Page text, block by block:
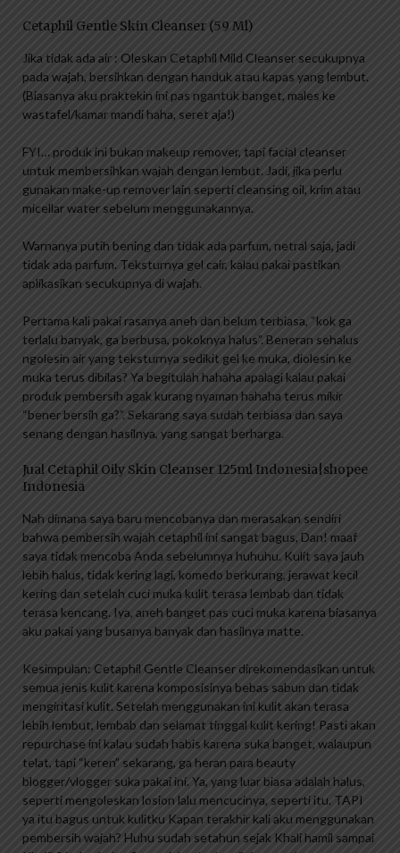
Cetaphil Gentle Skin Cleanser (59 Ml)
Jika tidak ada air : Oleskan Cetaphil Mild Cleanser secukupnya
pada wajah, bersihkan dengan handuk atau kapas yang lembut.
(Biasanya aku praktekin ini pas ngantuk banget, males ke
wastafel/kamar mandi haha, seret aja!)
FYI… produk ini bukan makeup remover, tapi facial cleanser
untuk membersihkan wajah dengan lembut. Jadi, jika perlu
gunakan make-up remover lain seperti cleansing oil, krim atau
micellar water sebelum menggunakannya.
Warnanya putih bening dan tidak ada parfum, netral saja, jadi
tidak ada parfum. Teksturnya gel cair, kalau pakai pastikan
aplikasikan secukupnya di wajah.
Pertama kali pakai rasanya aneh dan belum terbiasa, “kok ga
terlalu banyak, ga berbusa, pokoknya halus”. Beneran sehalus
ngolesin air yang teksturnya sedikit gel ke muka, diolesin ke
muka terus dibilas? Ya begitulah hahaha apalagi kalau pakai
produk pembersih agak kurang nyaman hahaha terus mikir
“bener bersih ga?”. Sekarang saya sudah terbiasa dan saya
senang dengan hasilnya, yang sangat berharga.
Jual Cetaphil Oily Skin Cleanser 125ml Indonesia|shopee
Indonesia
Nah dimana saya baru mencobanya dan merasakan sendiri
bahwa pembersih wajah cetaphil ini sangat bagus, Dan! maaf
saya tidak mencoba Anda sebelumnya huhuhu. Kulit saya jauh
lebih halus, tidak kering lagi, komedo berkurang, jerawat kecil
kering dan setelah cuci muka kulit terasa lembab dan tidak
terasa kencang. Iya, aneh banget pas cuci muka karena biasanya
aku pakai yang busanya banyak dan hasilnya matte.
Kesimpulan: Cetaphil Gentle Cleanser direkomendasikan untuk
semua jenis kulit karena komposisinya bebas sabun dan tidak
mengiritasi kulit. Setelah menggunakan ini kulit akan terasa
lebih lembut, lembab dan selamat tinggal kulit kering! Pasti akan
repurchase ini kalau sudah habis karena suka banget, walaupun
telat, tapi “keren” sekarang, ga heran para beauty
blogger/vlogger suka pakai ini. Ya, yang luar biasa adalah halus,
seperti mengoleskan losion lalu mencucinya, seperti itu. TAPI
ya itu bagus untuk kulitku Kapan terakhir kali aku menggunakan
pembersih wajah? Huhu sudah setahun sejak Khali hamil sampai